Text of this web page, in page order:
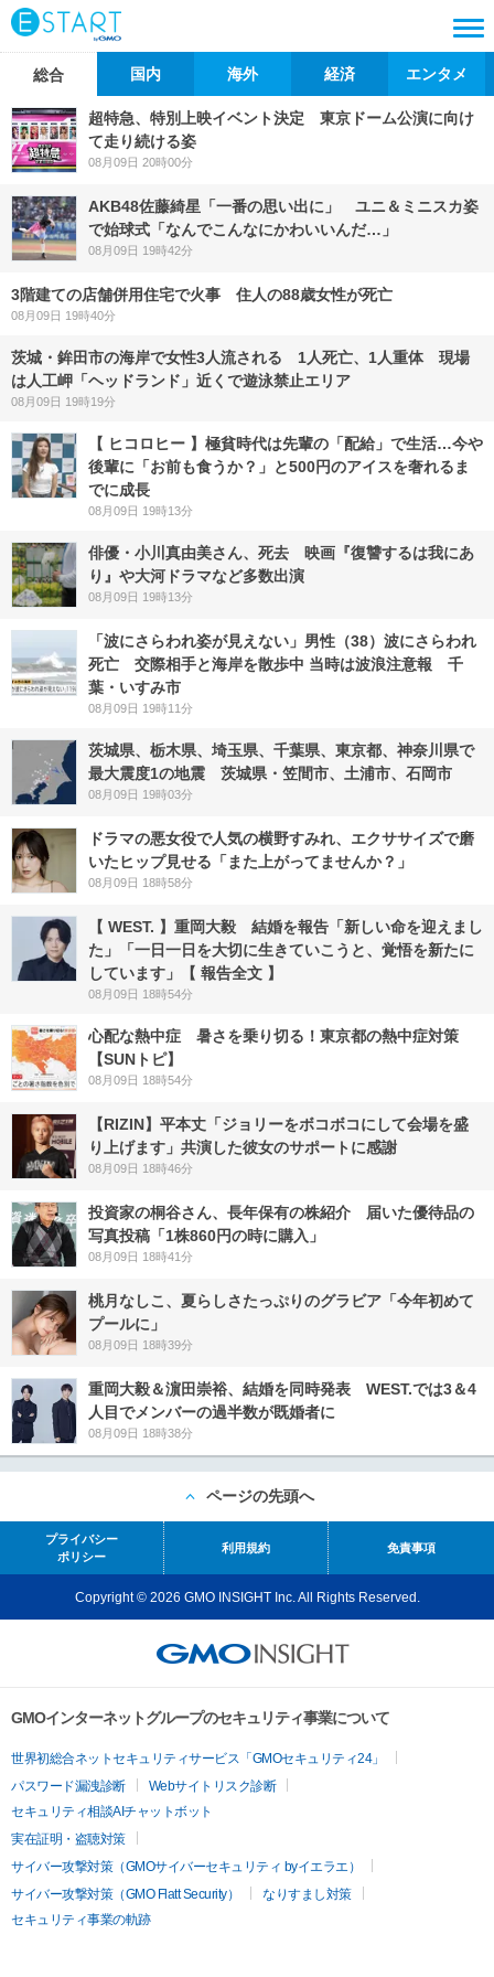
総合 国内 海外 経済 エンタメ
超特急、特別上映イベント決定 東京ドーム公演に向け
て走り続ける姿
08月09日 20時00分
AKB48佐藤綺星「一番の思い出に」 ユニ＆ミニスカ姿
で始球式「なんでこんなにかわいいんだ…」
08月09日 19時42分
3階建ての店舗併用住宅で火事 住人の88歳女性が死亡
08月09日 19時40分
茨城・鉾田市の海岸で女性3人流される 1人死亡、1人重体 現場
は人工岬「ヘッドランド」近くで遊泳禁止エリア
08月09日 19時19分
【 ヒコロヒー 】極貧時代は先輩の「配給」で生活…今や
後輩に「お前も食うか？」と500円のアイスを奢れるま
でに成長
08月09日 19時13分
俳優・小川真由美さん、死去 映画『復讐するは我にあ
り』や大河ドラマなど多数出演
08月09日 19時13分
「波にさらわれ姿が見えない」男性（38）波にさらわれ
死亡 交際相手と海岸を散歩中 当時は波浪注意報 千
葉・いすみ市
08月09日 19時11分
茨城県、栃木県、埼玉県、千葉県、東京都、神奈川県で
最大震度1の地震 茨城県・笠間市、土浦市、石岡市
08月09日 19時03分
ドラマの悪女役で人気の横野すみれ、エクササイズで磨
いたヒップ見せる「また上がってませんか？」
08月09日 18時58分
【 WEST. 】重岡大毅 結婚を報告「新しい命を迎えまし
た」「一日一日を大切に生きていこうと、覚悟を新たに
しています」【 報告全文 】
08月09日 18時54分
心配な熱中症 暑さを乗り切る！東京都の熱中症対策
【SUNトピ】
08月09日 18時54分
【RIZIN】平本丈「ジョリーをボコボコにして会場を盛
り上げます」共演した彼女のサポートに感謝
08月09日 18時46分
投資家の桐谷さん、長年保有の株紹介 届いた優待品の
写真投稿「1株860円の時に購入」
08月09日 18時41分
桃月なしこ、夏らしさたっぷりのグラビア「今年初めて
プールに」
08月09日 18時39分
重岡大毅＆濵田崇裕、結婚を同時発表 WEST.では3＆4
人目でメンバーの過半数が既婚者に
08月09日 18時38分
ページの先頭へ
プライバシー
ポリシー
利用規約 免責事項
Copyright © 2026 GMO INSIGHT Inc. All Rights Reserved.
GMOインターネットグループのセキュリティ事業について
世界初総合ネットセキュリティサービス「GMOセキュリティ24」
パスワード漏洩診断
Webサイトリスク診断
セキュリティ相談AIチャットボット
実在証明・盗聴対策
サイバー攻撃対策（GMOサイバーセキュリティ byイエラエ）
サイバー攻撃対策（GMO Flatt Security）
なりすまし対策
セキュリティ事業の軌跡